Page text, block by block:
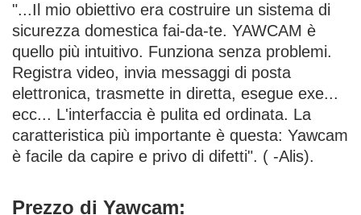
"...Il mio obiettivo era costruire un sistema di
sicurezza domestica fai-da-te. YAWCAM è
quello più intuitivo. Funziona senza problemi.
Registra video, invia messaggi di posta
elettronica, trasmette in diretta, esegue exe...
ecc... L'interfaccia è pulita ed ordinata. La
caratteristica più importante è questa: Yawcam
è facile da capire e privo di difetti". ( -Alis).
Prezzo di Yawcam: